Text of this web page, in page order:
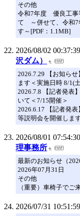
その他
令和7年度 優良工事
て ～併せて、令和7
す～[PDF：1.1MB]
2026/08/02 00:37:39
沢ダム）
2026.7.29 【お知ら
ます＜実施日時 8/1(
2026.7.8 【記者発表
いて＜7/15開催＞
2026.6.17 【記者発
等説明会を開催しま
2026/08/01 07:54:30
理事務所
最新のお知らせ（
2026年07月31日
その他
（重要）車椅子でご
2026/07/31 10:51:59